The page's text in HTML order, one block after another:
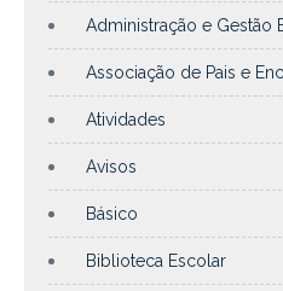
Administração e Gestão
Associação de Pais e
Atividades
Avisos
Básico
Biblioteca Escolar